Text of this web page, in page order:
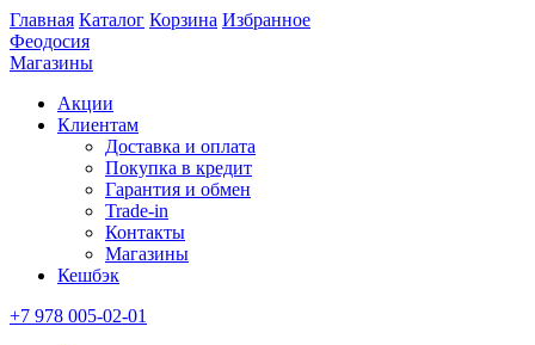
Главная Каталог Корзина Избранное
Феодосия
Магазины
Акции
Клиентам
Доставка и оплата
Покупка в кредит
Гарантия и обмен
Trade-in
Контакты
Магазины
Кешбэк
+7 978 005-02-01